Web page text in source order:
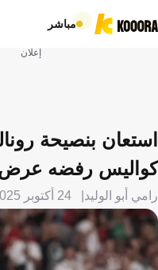
مباشر
إعلان
استعان بنصيحة
كواليس رفضه عرض
رامي أبو الوليد 24 أكتوبر 2025